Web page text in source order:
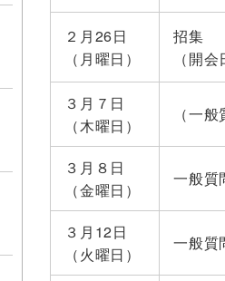
２月26日
（月曜日）
招集
（開会
３月７日
（木曜日）
（一
３月８日
（金曜日）
一般質
３月12日
（火曜日）
一般質